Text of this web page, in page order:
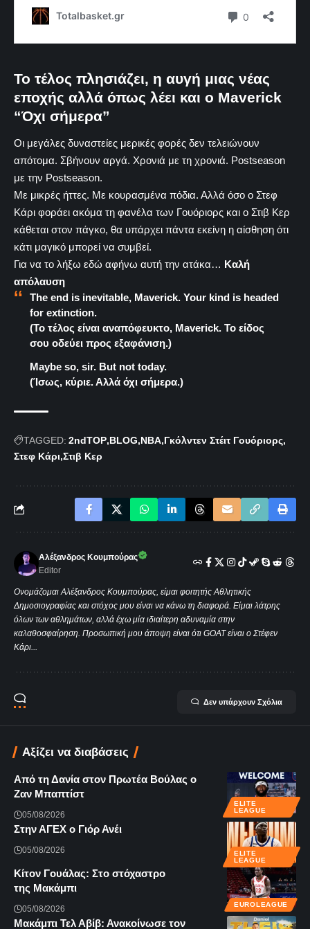
Το τέλος πλησιάζει, η αυγή μιας νέας
εποχής αλλά όπως λέει και ο Maverick
“Όχι σήμερα”
Οι μεγάλες δυναστείες μερικές φορές δεν τελειώνουν
απότομα. Σβήνουν αργά. Χρονιά με τη χρονιά. Postseason
με την Postseason.
Με μικρές ήττες. Με κουρασμένα πόδια. Αλλά όσο ο Στεφ
Κάρι φοράει ακόμα τη φανέλα των Γουόριορς και ο Στιβ Κερ
κάθεται στον πάγκο, θα υπάρχει πάντα εκείνη η αίσθηση ότι
κάτι μαγικό μπορεί να συμβεί.
Για να το λήξω εδώ αφήνω αυτή την ατάκα… Καλή
απόλαυση
The end is inevitable, Maverick. Your kind is headed
for extinction.
(Το τέλος είναι αναπόφευκτο, Maverick. Το είδος
σου οδεύει προς εξαφάνιση.)
Maybe so, sir. But not today.
(Ίσως, κύριε. Αλλά όχι σήμερα.)
TAGGED: 2ndTOP BLOG NBA Γκόλντεν Στέιτ Γουόριορς
Στεφ Κάρι Στιβ Κερ
Αλέξανδρος Κουμπούρας
Editor
Ονομάζομαι Αλέξανδρος Κουμπούρας, είμαι φοιτητής Αθλητικής
Δημοσιογραφίας και στόχος μου είναι να κάνω τη διαφορά. Είμαι λάτρης
όλων των αθλημάτων, αλλά έχω μία ιδιαίτερη αδυναμία στην
καλαθοσφαίρηση. Προσωπική μου άποψη είναι ότι GOAT είναι ο Στέφεν
Κάρι...
Δεν υπάρχουν Σχόλια
Αξίζει να διαβάσεις
ELITE
LEAGUE
Από τη Δανία στον Πρωτέα Βούλας ο
Ζαν Μπαπτίστ
05/08/2026
ELITE
LEAGUE
Στην ΑΓΕΧ ο Γιόρ Ανέι
05/08/2026
EUROLEAGUE
Κίτον Γουάλας: Στο στόχαστρο
της Μακάμπι
05/08/2026
Μακάμπι Τελ Αβίβ: Ανακοίνωσε τον